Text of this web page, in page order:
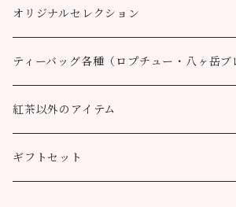
200g
100g
50g
100g
ロヒーニ茶園
50g
100g
200g
100g
200g
100g
200g
アールグレイ・オリジナルブレンド
100g
200g
ウバ
100g
200g
ルフナ
100g
200g
オリジナルセレクション
八ヶ岳ブレンド
ティーバッグ30個入り
ティーバッグ70個入り
オーガニック （テミ茶園）
ニルギリ（カムラージ茶園）
ティーバッグ各種（ロプチュー・八ヶ岳ブ
ティーバッグ10個
ティーバッグ20個
紅茶以外のアイテム
カレーパウダー
ギフトセット